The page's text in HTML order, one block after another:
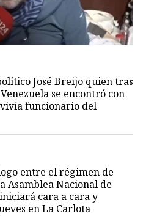
José Breijo quien tras
se encontró con
funcionario del
entre el régimen de
Asamblea Nacional de
cara a cara y
en La Carlota